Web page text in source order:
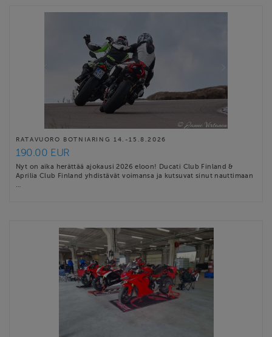
RATAVUORO BOTNIARING 14.-15.8.2026
190.00 EUR
Nyt on aika herättää ajokausi 2026 eloon! Ducati Club Finland &
Aprilia Club Finland yhdistävät voimansa ja kutsuvat sinut nauttimaan